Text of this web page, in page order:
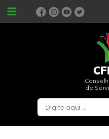
PORTAIS
de